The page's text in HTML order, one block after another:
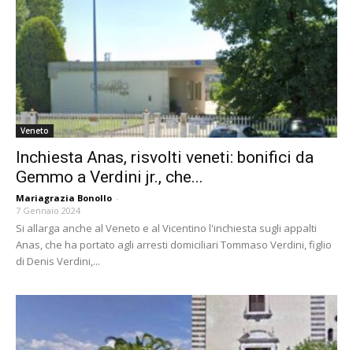
Veneto
Inchiesta Anas, risvolti veneti: bonifici da
Gemmo a Verdini jr., che...
Mariagrazia Bonollo -
7 Gennaio 2024
Si allarga anche al Veneto e al Vicentino l'inchiesta sugli appalti
Anas, che ha portato agli arresti domiciliari Tommaso Verdini, figlio
di Denis Verdini,...